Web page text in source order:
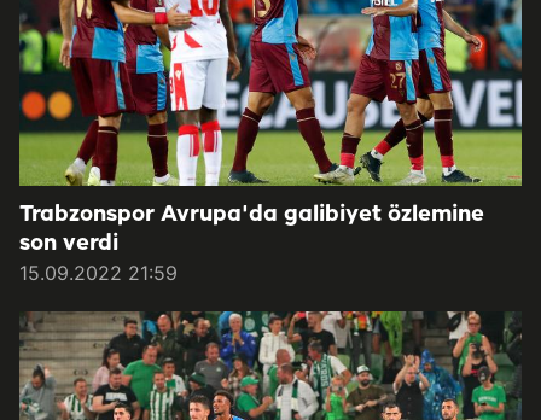
Trabzonspor Avrupa'da galibiyet özlemine
son verdi
15.09.2022 21:59